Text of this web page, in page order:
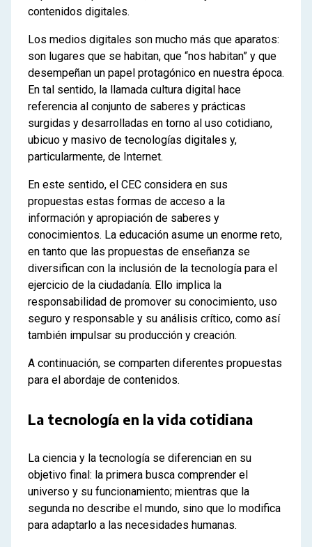
contenidos digitales.
Los medios digitales son mucho más que aparatos:
son lugares que se habitan, que “nos habitan” y que
desempeñan un papel protagónico en nuestra época.
En tal sentido, la llamada cultura digital hace
referencia al conjunto de saberes y prácticas
surgidas y desarrolladas en torno al uso cotidiano,
ubicuo y masivo de tecnologías digitales y,
particularmente, de Internet.
En este sentido, el CEC considera en sus
propuestas estas formas de acceso a la
información y apropiación de saberes y
conocimientos. La educación asume un enorme reto,
en tanto que las propuestas de enseñanza se
diversifican con la inclusión de la tecnología para el
ejercicio de la ciudadanía. Ello implica la
responsabilidad de promover su conocimiento, uso
seguro y responsable y su análisis crítico, como así
también impulsar su producción y creación.
A continuación, se comparten diferentes propuestas
para el abordaje de contenidos.
La tecnología en la vida cotidiana
La ciencia y la tecnología se diferencian en su
objetivo final: la primera busca comprender el
universo y su funcionamiento; mientras que la
segunda no describe el mundo, sino que lo modifica
para adaptarlo a las necesidades humanas.